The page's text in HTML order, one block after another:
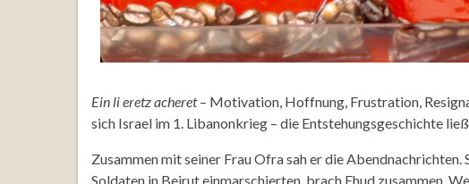
Ein li eretz acheret– Motivation, Hoffnung, Frustration,
sich Israel im 1. Libanonkrieg – die Entstehungsgeschichte
Zusammen mit seiner Frau Ofra sah er die
Soldaten in Beirut einmarschierten, brach Ehud zusammen.